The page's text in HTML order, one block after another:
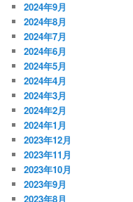
2024年9月
2024年8月
2024年7月
2024年6月
2024年5月
2024年4月
2024年3月
2024年2月
2024年1月
2023年12月
2023年11月
2023年10月
2023年9月
2023年8月